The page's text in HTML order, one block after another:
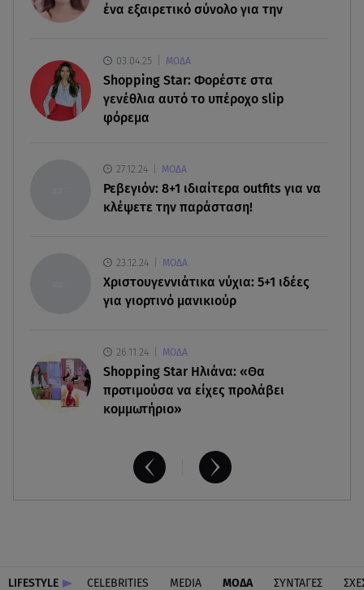
07.08.26 , 15:24
07.08.26 , 15:21
Toyota C-HR: Δέκα χρόνια ξεχωριστής
καινοτομίας και επιτυχίας
07.08.26 , 15:09
Τροχαίο Σέρρες: «Δεν πρόλαβα να κάνω κάτι κι
έπεσε πάνω μου»
Πέθανε η δημοσιογράφος και πρώην σύζυγος
του Βασίλη Χιώτη, Χριστίνα Πιτουρά
ένα εξαιρετικό σύνολο για την
03.04.25 ΜΟΔΑ
Shopping Star: Φορέστε στα
γενέθλια αυτό το υπέροχο slip
φόρεμα
27.12.24 ΜΟΔΑ
Ρεβεγιόν: 8+1 ιδιαίτερα outfits για να
κλέψετε την παράσταση!
23.12.24 ΜΟΔΑ
Χριστουγεννιάτικα νύχια: 5+1 ιδέες
για γιορτινό μανικιούρ
26.11.24 ΜΟΔΑ
Shopping Star Ηλιάνα: «Θα
προτιμούσα να είχες προλάβει
κομμωτήριο»
LIFESTYLE CELEBRITIES MEDIA ΜΟΔΑ ΣΥΝΤΑΓΕΣ